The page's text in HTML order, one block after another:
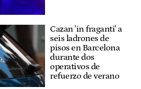
Cazan 'in fraganti' a
seis ladrones de
pisos en Barcelona
durante dos
operativos de
refuerzo de verano